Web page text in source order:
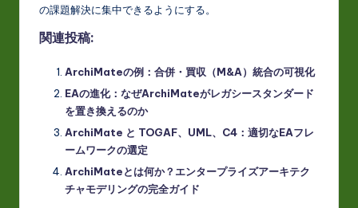
の課題解決に集中できるようにする。
関連投稿:
ArchiMateの例：合併・買収（M&A）統合の可視化
EAの進化：なぜArchiMateがレガシースタンダード
を置き換えるのか
ArchiMate と TOGAF、UML、C4：適切なEAフレ
ームワークの選定
ArchiMateとは何か？エンタープライズアーキテク
チャモデリングの完全ガイド